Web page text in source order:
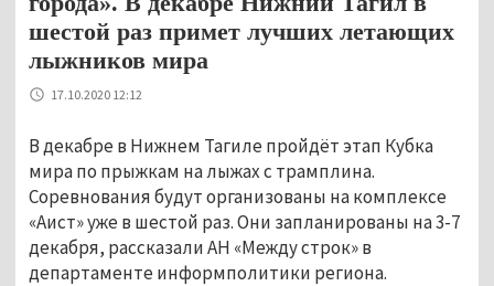
шестой раз примет лучших летающих
лыжников мира
17.10.2020 12:12
В декабре в Нижнем Тагиле пройдёт этап Кубка
мира по прыжкам на лыжах с трамплина.
Соревнования будут организованы на комплексе
«Аист» уже в шестой раз. Они запланированы на 3-7
декабря, рассказали АН «Между строк» в
департаменте информполитики региона.